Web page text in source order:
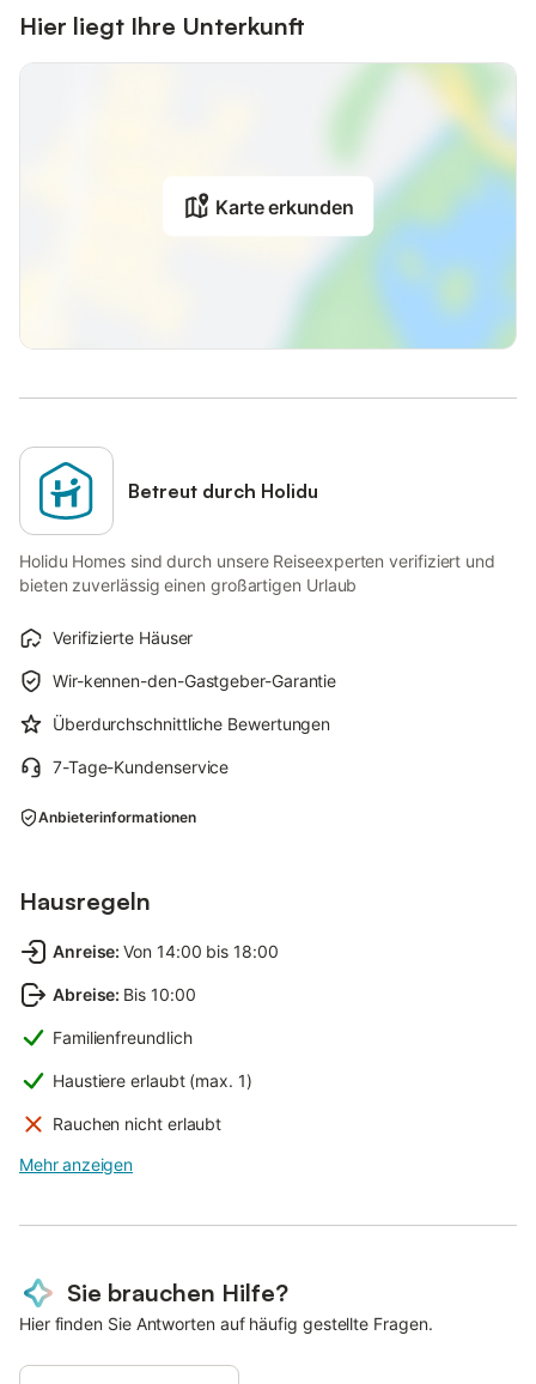
Hier liegt Ihre Unterkunft
Karte erkunden
Betreut durch Holidu
Holidu Homes sind durch unsere Reiseexperten verifiziert und
bieten zuverlässig einen großartigen Urlaub
Verifizierte Häuser
Wir-kennen-den-Gastgeber-Garantie
Überdurchschnittliche Bewertungen
7-Tage-Kundenservice
Anbieterinformationen
Hausregeln
Anreise: Von 14:00 bis 18:00
Abreise: Bis 10:00
Familienfreundlich
Haustiere erlaubt (max. 1)
Rauchen nicht erlaubt
Mehr anzeigen
Sie brauchen Hilfe?
Hier finden Sie Antworten auf häufig gestellte Fragen.